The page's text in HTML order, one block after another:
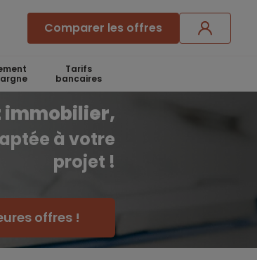
Comparer les offres
Tarifs
bancaires
immobilier,
à votre
projet !
offres !